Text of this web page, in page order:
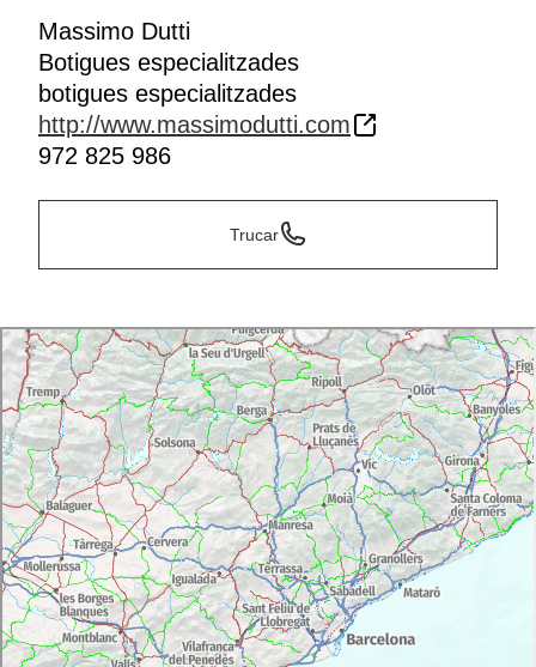
Massimo Dutti
Botigues especialitzades
botigues especialitzades
http://www.massimodutti.com
972 825 986
Trucar